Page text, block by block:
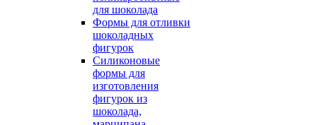
для шоколада
Формы для отливки
шоколадных
фигурок
Силиконовые
формы для
изготовления
фигурок из
шоколада,